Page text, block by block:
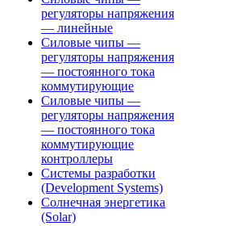
регуляторы напряжения
— линейные
Силовые чипы —
регуляторы напряжения
— постоянного тока
коммутирующие
Силовые чипы —
регуляторы напряжения
— постоянного тока
коммутирующие
контроллеры
Системы разработки
(Development Systems)
Солнечная энергетика
(Solar)